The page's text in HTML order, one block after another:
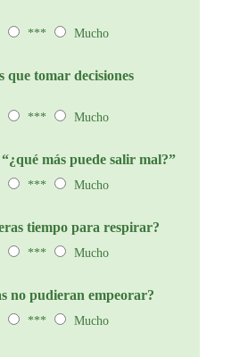
*** Mucho
que tomar decisiones
*** Mucho
más puede salir mal?”
*** Mucho
tiempo para respirar?
*** Mucho
no pudieran empeorar?
*** Mucho